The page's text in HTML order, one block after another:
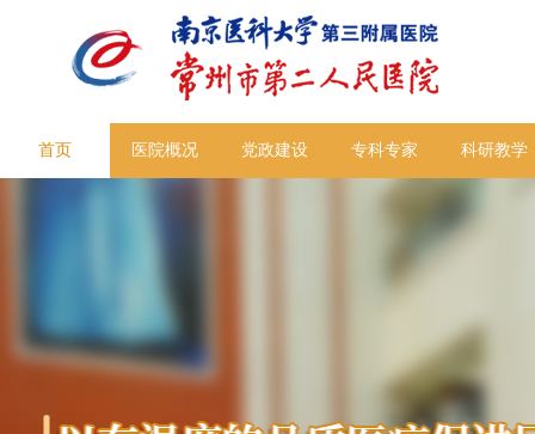
首页 医院概况 党政建设 专科专家 科研教学